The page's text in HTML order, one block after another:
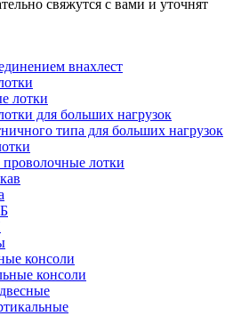
свяжутся с вами и уточнят
внахлест
лотки
для больших нагрузок
типа для больших нагрузок
лотки
консоли
консоли